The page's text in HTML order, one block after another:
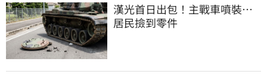
漢光首日出包！主戰車噴裝…
居民撿到零件